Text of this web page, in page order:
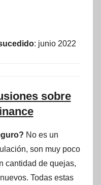
: junio 2022
sobre
No es un
son muy poco
cantidad de quejas,
Todas estas